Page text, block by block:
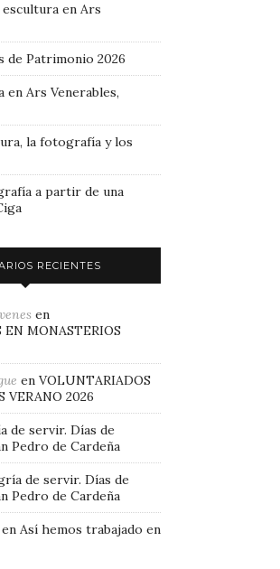
en Ars
de Patrimonio 2026
Ars Venerables,
la fotografía y los
a partir de una
RECIENTES
en
MONASTERIOS
en VOLUNTARIADOS
VERANO 2026
de servir. Días de
Pedro de Cardeña
de servir. Días de
Pedro de Cardeña
en Así hemos trabajado en